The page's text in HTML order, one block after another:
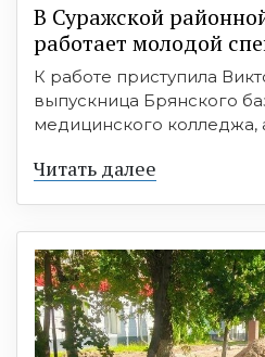
В Суражской
работает молодой
К работе приступила
выпускница Брянского
медицинского колледжа,
Читать далее